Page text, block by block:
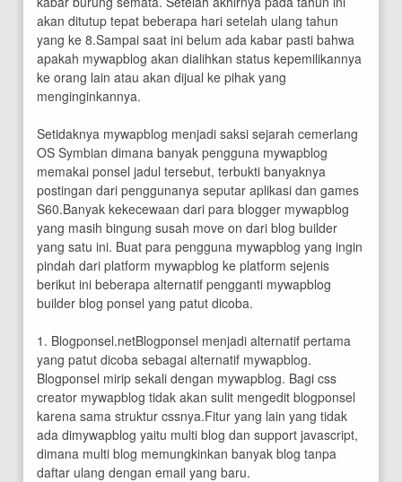
akan ditutup tepat beberapa hari setelah ulang tahun
yang ke 8.Sampai saat ini belum ada kabar pasti bahwa
apakah mywapblog akan dialihkan status kepemilikannya
ke orang lain atau akan dijual ke pihak yang
menginginkannya.
Setidaknya mywapblog menjadi saksi sejarah cemerlang
OS Symbian dimana banyak pengguna mywapblog
memakai ponsel jadul tersebut, terbukti banyaknya
postingan dari penggunanya seputar aplikasi dan games
S60.Banyak kekecewaan dari para blogger mywapblog
yang masih bingung susah move on dari blog builder
yang satu ini. Buat para pengguna mywapblog yang ingin
pindah dari platform mywapblog ke platform sejenis
berikut ini beberapa alternatif pengganti mywapblog
builder blog ponsel yang patut dicoba.
1. Blogponsel.netBlogponsel menjadi alternatif pertama
yang patut dicoba sebagai alternatif mywapblog.
Blogponsel mirip sekali dengan mywapblog. Bagi css
creator mywapblog tidak akan sulit mengedit blogponsel
karena sama struktur cssnya.Fitur yang lain yang tidak
ada dimywapblog yaitu multi blog dan support javascript,
dimana multi blog memungkinkan banyak blog tanpa
daftar ulang dengan email yang baru.